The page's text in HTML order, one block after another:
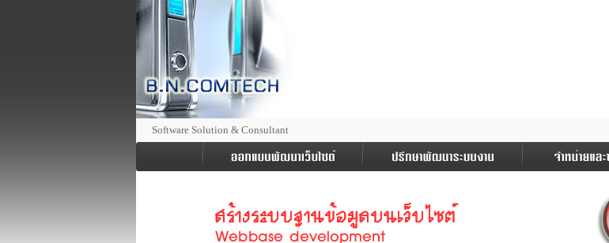
Software Solution & Consultant